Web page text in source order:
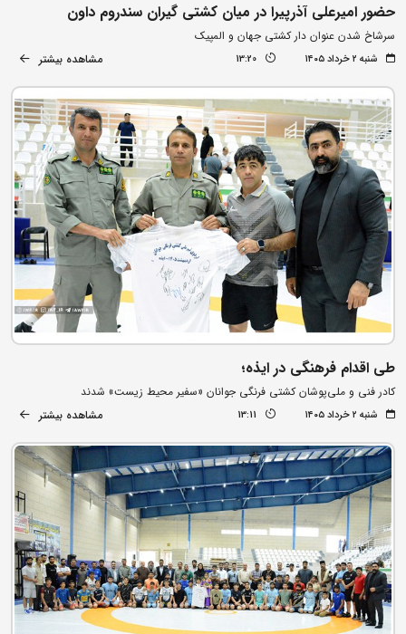
حضور امیرعلی آذرپیرا در میان کشتی گیران سندروم داون
سرشاخ شدن عنوان دار کشتی جهان و المپیک
شنبه ۲ خرداد ۱۴۰۵ 13:20 مشاهده بیشتر
طی اقدام فرهنگی در ایذه؛
کادر فنی و ملی‌پوشان کشتی فرنگی جوانان «سفیر محیط زیست» شدند
شنبه ۲ خرداد ۱۴۰۵ 13:11 مشاهده بیشتر